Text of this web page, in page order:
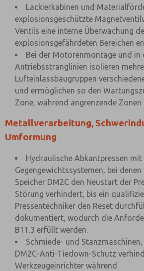
Lackierkabinen und
explosionsgeschützte
Ventils eine interne Überwachung
explosionsgefährdeten Bereichen
Bei der Motorenmontage und in
Antriebsstranglinien isolieren
Lufteinlassbaugruppen
und ermöglichen so den
Zone, während angrenzende Zonen
Metallverarbeitung,
Umformung
Hydraulische Abkantpressen
Gegengewichtssystemen, bei
Speicher DM2C den Neustart der
Störung verhindert, bis ein
Pressentechniker den Reset
dokumentiert, wodurch die
B11.3 erfüllt werden.
Schmiede- und
DM2C-Anti-Tiedown-Schutz
Werkzeugeinrichter während